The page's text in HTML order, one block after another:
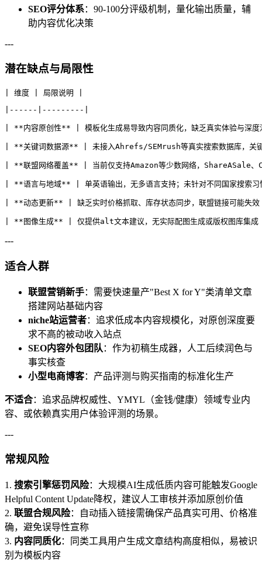
SEO评分体系：90-100分评级机制，量化输出质量，辅
助内容优化决策
---
潜在缺点与局限性
| 维度 | 局限说明 |
|------|---------|
| **内容原创性** | 模板化生成易导致内容同质化，缺乏真实体验与深
| **关键词数据源** | 未接入Ahrefs/SEMrush等真实搜索数据库，关
| **联盟网络覆盖** | 当前仅支持Amazon等少数网络，ShareASale、
| **语言与地域** | 单英语输出，无多语言支持；未针对不同国家搜索
| **动态更新** | 缺乏实时价格抓取、库存状态同步，联盟链接可能失
| **图像生成** | 仅提供alt文本建议，无实际配图生成或版权图库集
---
适合人群
联盟营销新手：需要快速量产"Best X for Y"类清单文章
搭建网站基础内容
niche站运营者：追求低成本内容规模化，对原创深度要
求不高的被动收入站点
SEO内容外包团队 ：作为初稿生成器，人工后续润色与
事实核查
小型电商博客：产品评测与购买指南的标准化生产
不适合：追求品牌权威性、YMYL（金钱/健康）领域专业内
容、或依赖真实用户体验评测的场景。
---
常规风险
1. 搜索引擎惩罚风险：大规模AI生成低质内容可能触发Google
Helpful Content Update降权，建议人工审核并添加原创价值
2. 联盟合规风险：自动插入链接需确保产品真实可用、价格准
确，避免误导性宣称
3. 内容同质化：同类工具用户生成文章结构高度相似，易被识
别为模板内容